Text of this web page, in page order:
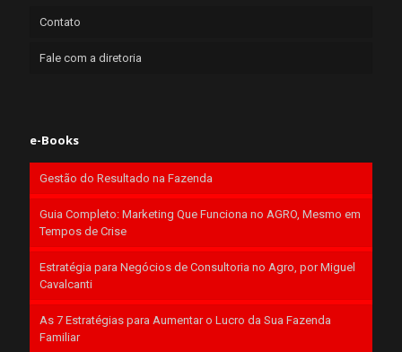
Contato
Fale com a diretoria
e-Books
Gestão do Resultado na Fazenda
Guia Completo: Marketing Que Funciona no AGRO, Mesmo em
Tempos de Crise
Estratégia para Negócios de Consultoria no Agro, por Miguel
Cavalcanti
As 7 Estratégias para Aumentar o Lucro da Sua Fazenda
Familiar